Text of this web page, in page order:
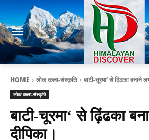
HOME लोक कला-संस्कृति बाटी-चूरमा‘ से ढ़िंढका बनाने
लोक कला-संस्कृति
बाटी-चूरमा‘ से ढ़िंढका
दीपिका।